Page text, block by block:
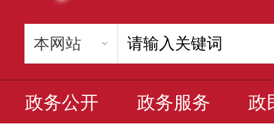
政务公开 政务服务 政